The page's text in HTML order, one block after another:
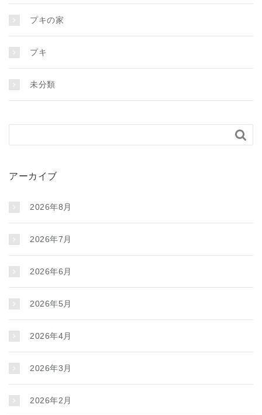
プキの家
プキ
未分類

アーカイブ
2026年8月
2026年7月
2026年6月
2026年5月
2026年4月
2026年3月
2026年2月